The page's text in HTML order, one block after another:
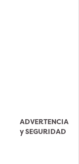
ADVERTENCIA
y SEGURIDAD